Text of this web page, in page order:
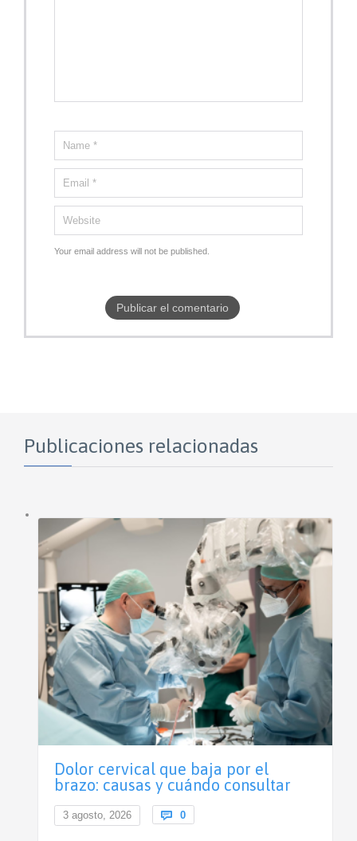
Your email address will not be published.
Publicaciones relacionadas
Dolor cervical que baja por el
brazo: causas y cuándo consultar
3 agosto, 2026  0Comments